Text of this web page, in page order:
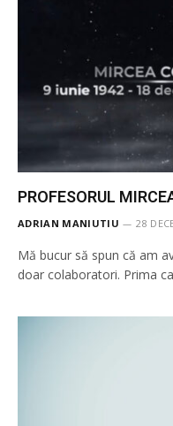
PROFESORUL
ADRIAN MANIUTIU 28
Mă bucur să spun că am
doar colaboratori. Prima